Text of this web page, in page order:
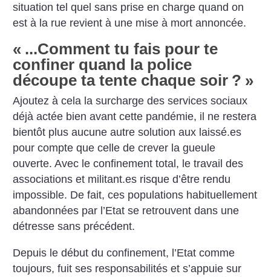
situation tel quel sans prise en charge quand on
est à la rue revient à une mise à mort annoncée.
« ...Comment tu fais pour te
confiner quand la police
découpe ta tente chaque soir ? »
Ajoutez à cela la surcharge des services sociaux
déjà actée bien avant cette pandémie, il ne restera
bientôt plus aucune autre solution aux laissé.es
pour compte que celle de crever la gueule
ouverte. Avec le confinement total, le travail des
associations et militant.es risque d’être rendu
impossible. De fait, ces populations habituellement
abandonnées par l’Etat se retrouvent dans une
détresse sans précédent.
Depuis le début du confinement, l’Etat comme
toujours, fuit ses responsabilités et s’appuie sur